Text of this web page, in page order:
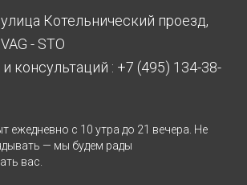
Котельнический проезд,
- STO
консультаций : +7 (495) 134-38-
ежедневно с 10 утра до 21 вечера. Не
— мы будем рады
вас.